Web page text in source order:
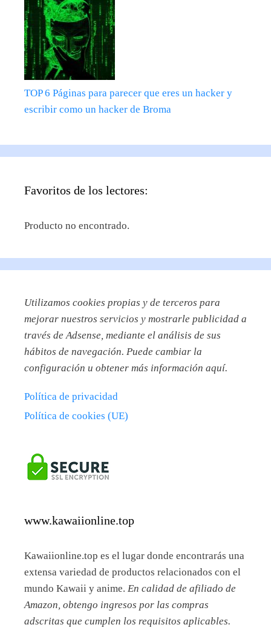
TOP 6 Páginas para parecer que eres un hacker y
escribir como un hacker de Broma
Favoritos de los lectores:
Producto no encontrado.
Utilizamos cookies propias y de terceros para
mejorar nuestros servicios y mostrarle publicidad a
través de Adsense, mediante el análisis de sus
hábitos de navegación. Puede cambiar la
configuración u obtener más información aquí.
Política de privacidad
Política de cookies (UE)
www.kawaiionline.top
Kawaiionline.top es el lugar donde encontrarás una
extensa variedad de productos relacionados con el
mundo Kawaii y anime. En calidad de afiliado de
Amazon, obtengo ingresos por las compras
adscritas que cumplen los requisitos aplicables.